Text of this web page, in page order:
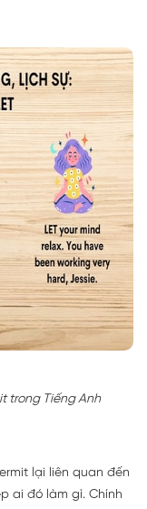
trong Tiếng Anh
lại liên quan đến
ai đó làm gì. Chính